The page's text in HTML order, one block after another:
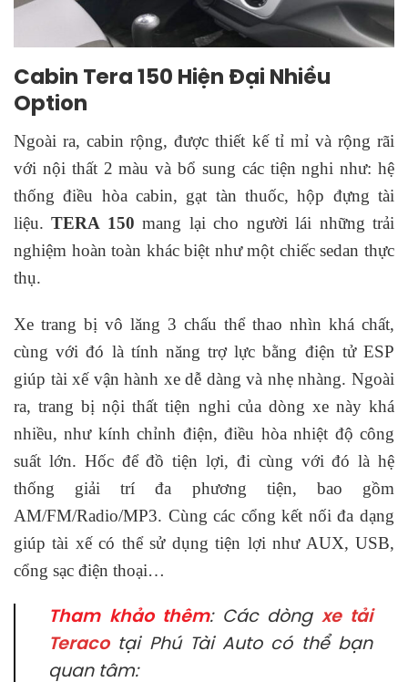
Cabin Tera 150 Hiện Đại Nhiều
Option
Ngoài ra, cabin rộng, được thiết kế tỉ mỉ và rộng rãi
với nội thất 2 màu và bổ sung các tiện nghi như: hệ
thống điều hòa cabin, gạt tàn thuốc, hộp đựng tài
liệu.TERA 150 mang lại cho người lái những trải
nghiệm hoàn toàn khác biệt như một chiếc sedan thực
thụ.
Xe trang bị vô lăng 3 chấu thể thao nhìn khá chất,
cùng với đó là tính năng trợ lực bằng điện tử ESP
giúp tài xế vận hành xe dễ dàng và nhẹ nhàng. Ngoài
ra, trang bị nội thất tiện nghi của dòng xe này khá
nhiều, như kính chỉnh điện, điều hòa nhiệt độ công
suất lớn. Hốc để đồ tiện lợi, đi cùng với đó là hệ
thống giải trí đa phương tiện, bao gồm
AM/FM/Radio/MP3. Cùng các cổng kết nối đa dạng
giúp tài xế có thể sử dụng tiện lợi như AUX, USB,
cổng sạc điện thoại…
Tham khảo thêm: Các dòng xe tải
Teracotại Phú Tài Auto có thể bạn
quan tâm: